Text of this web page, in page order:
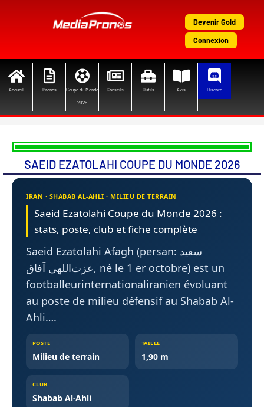
Devenir Gold
Connexion
Accueil Pronos Coupe du Monde
2026
Conseils Outils Avis Discord
SAEID EZATOLAHI COUPE DU MONDE 2026
IRAN · SHABAB AL-AHLI · MILIEU DE TERRAIN
Saeid Ezatolahi Coupe du Monde 2026 :
stats, poste, club et fiche complète
Saeid Ezatolahi Afagh (persan: سعید
عزت‌اللهی آفاق, né le 1 er octobre) est un
footballeurinternationaliranien évoluant
au poste de milieu défensif au Shabab Al-
Ahli….
POSTE
Milieu de terrain
TAILLE
1,90 m
CLUB
Shabab Al-Ahli